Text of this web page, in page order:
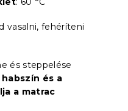
vasalni, fehéríteni
és steppelése
habszín és a
a matrac